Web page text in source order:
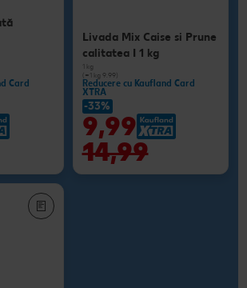
Card
Livada Mix Caise si Prune
calitatea I 1 kg
1 kg
(=1 kg 9.99)
Reducere cu Kaufland Card
XTRA
-33%
9,99
14,99